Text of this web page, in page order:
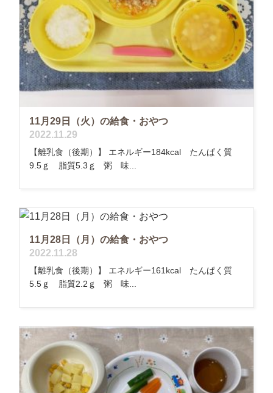
11月29日（火）の給食・おやつ
2022.11.29
【離乳食（後期）】 エネルギー184kcal たんぱく質
9.5ｇ 脂質5.3ｇ 粥 味...
11月28日（月）の給食・おやつ
2022.11.28
【離乳食（後期）】 エネルギー161kcal たんぱく質
5.5ｇ 脂質2.2ｇ 粥 味...